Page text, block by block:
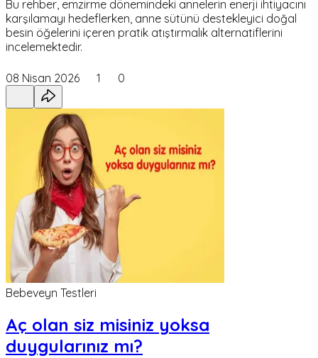
Bu rehber, emzirme dönemindeki annelerin enerji ihtiyacını
karşılamayı hedeflerken, anne sütünü destekleyici doğal
besin öğelerini içeren pratik atıştırmalık alternatiflerini
incelemektedir.
08 Nisan 2026 1 0
Bebeveyn Testleri
Aç olan siz misiniz yoksa
duygularınız mı?